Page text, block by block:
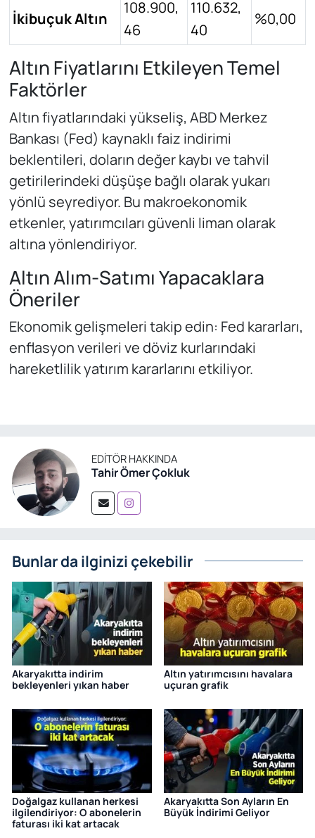
İkibuçuk Altın
108.900,
46
110.632,
40
%0,00
Altın Fiyatlarını Etkileyen Temel
Faktörler
Altın fiyatlarındaki yükseliş, ABD Merkez
Bankası (Fed) kaynaklı faiz indirimi
beklentileri, doların değer kaybı ve tahvil
getirilerindeki düşüşe bağlı olarak yukarı
yönlü seyrediyor. Bu makroekonomik
etkenler, yatırımcıları güvenli liman olarak
altına yönlendiriyor.
Altın Alım-Satımı Yapacaklara
Öneriler
Ekonomik gelişmeleri takip edin: Fed kararları,
enflasyon verileri ve döviz kurlarındaki
hareketlilik yatırım kararlarını etkiliyor.
EDITÖR HAKKINDA
Tahir Ömer Çokluk
Bunlar da ilginizi çekebilir
Akaryakıtta indirim
bekleyenleri yıkan haber
Altın yatırımcısını havalara
uçuran grafik
Doğalgaz kullanan herkesi
ilgilendiriyor: O abonelerin
faturası iki kat artacak
Akaryakıtta Son Ayların En
Büyük İndirimi Geliyor